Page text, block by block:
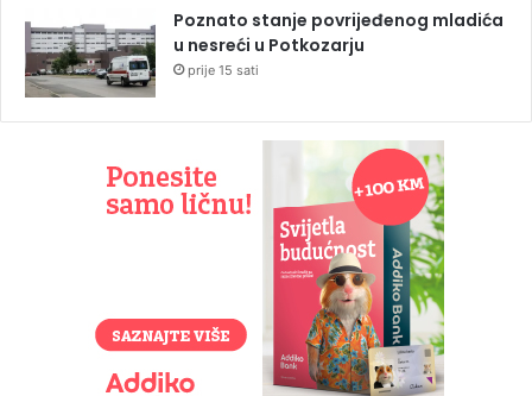
Poznato stanje povrijeđenog mladića
u nesreći u Potkozarju
prije 15 sati